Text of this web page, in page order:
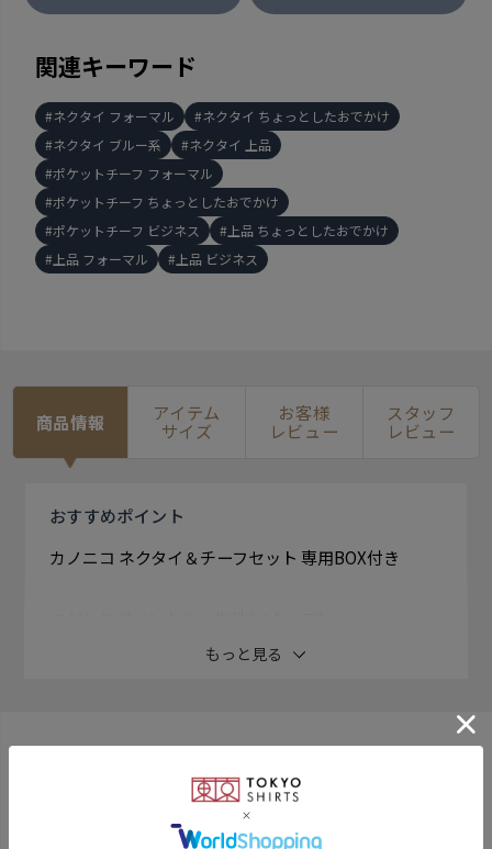
関連キーワード
ネクタイ フォーマル
ネクタイ ちょっとしたおでかけ
ネクタイ ブルー系
ネクタイ 上品
ポケットチーフ フォーマル
ポケットチーフ ちょっとしたおでかけ
ポケットチーフ ビジネス
上品 ちょっとしたおでかけ
上品 フォーマル
上品 ビジネス
商品情報 アイテム
サイズ
お客様
レビュー
スタッフ
レビュー
おすすめポイント
カノニコ ネクタイ＆チーフセット 専用BOX付き
スーツで知られているイタリア大手の生地メーカーの
こだわりポイント２・プリント(国産)
染料に糊を混ぜて直接生地に印捺するような技法。 一
生地一生地手作業で捺印している為、色が濃く深みが
もっと見る
おすすめコンテンツ